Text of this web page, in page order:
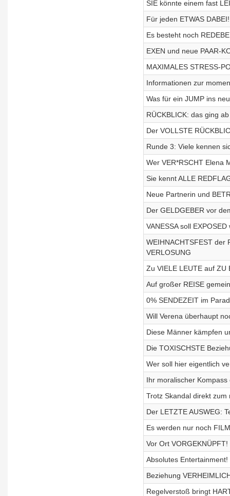
SIE könnte einem fast
Für jeden ETWAS
Es besteht noch
EXEN und neue PAAR-
MAXIMALES STRESS-
Informationen zur
Was für ein JUMP ins
RÜCKBLICK: das ging
Der VOLLSTE
Runde 3: Viele kennen
Wer VER*RSCHT Elena
Sie kennt ALLE
Neue Partnerin und
Der GELDGEBER vor
VANESSA soll
WEIHNACHTSFEST der
VERLOSUNG
Zu VIELE LEUTE auf ZU
Auf großer REISE
0% SENDEZEIT im
Will Verena überhaupt
Diese Männer kämpfen
Die TOXISCHSTE
Wer soll hier eigentlich
Ihr moralischer
Trotz Skandal direkt
Der LETZTE AUSWEG:
Es werden nur noch
Vor Ort
Absolutes
Beziehung
Regelverstoß bringt